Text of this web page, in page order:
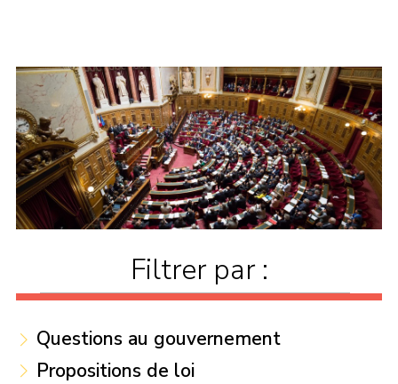
Filtrer par :
Questions au gouvernement
Propositions de loi